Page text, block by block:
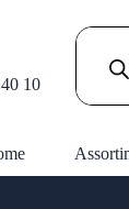
10
zoeken